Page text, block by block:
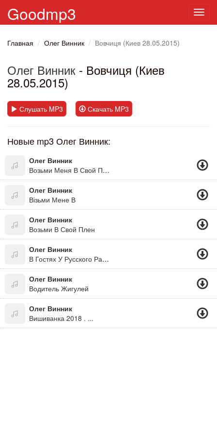
Goodmp3
Главная Олег Винник Вовчиця (Киев 28.05.2015)
Олег Винник - Вовчиця (Киев
28.05.2015)
Слушать MP3 Скачать MP3
Новые mp3 Олег Винник:
Олег Винник
Возьми Меня В Свой Плен.
Олег Винник
Візьми Мене В
Олег Винник
Возьми В Свой Плен
Олег Винник
В Гостях У Русского Радио 23.04.13
Олег Винник
Водитель Жигулей
Олег Винник
Вишиванка 2018 . ...